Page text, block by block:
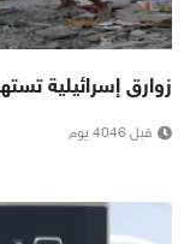
زوارق إسرائيلية
قبل 4046 يوم